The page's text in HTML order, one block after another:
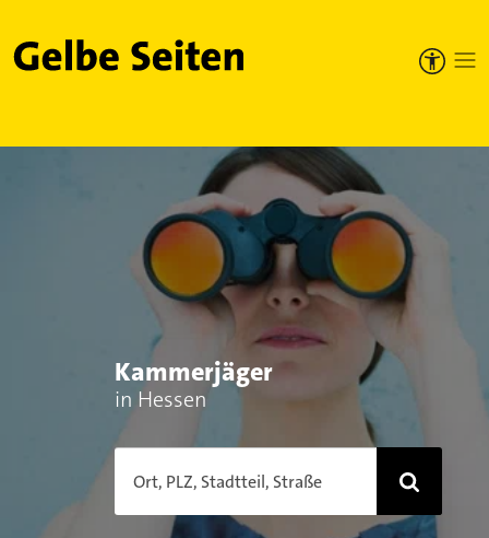
Gelbe Seiten
Kammerjäger
in Hessen
Ort, PLZ, Stadtteil, Straße